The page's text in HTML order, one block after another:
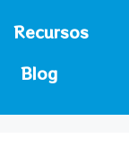
Recursos
Blog